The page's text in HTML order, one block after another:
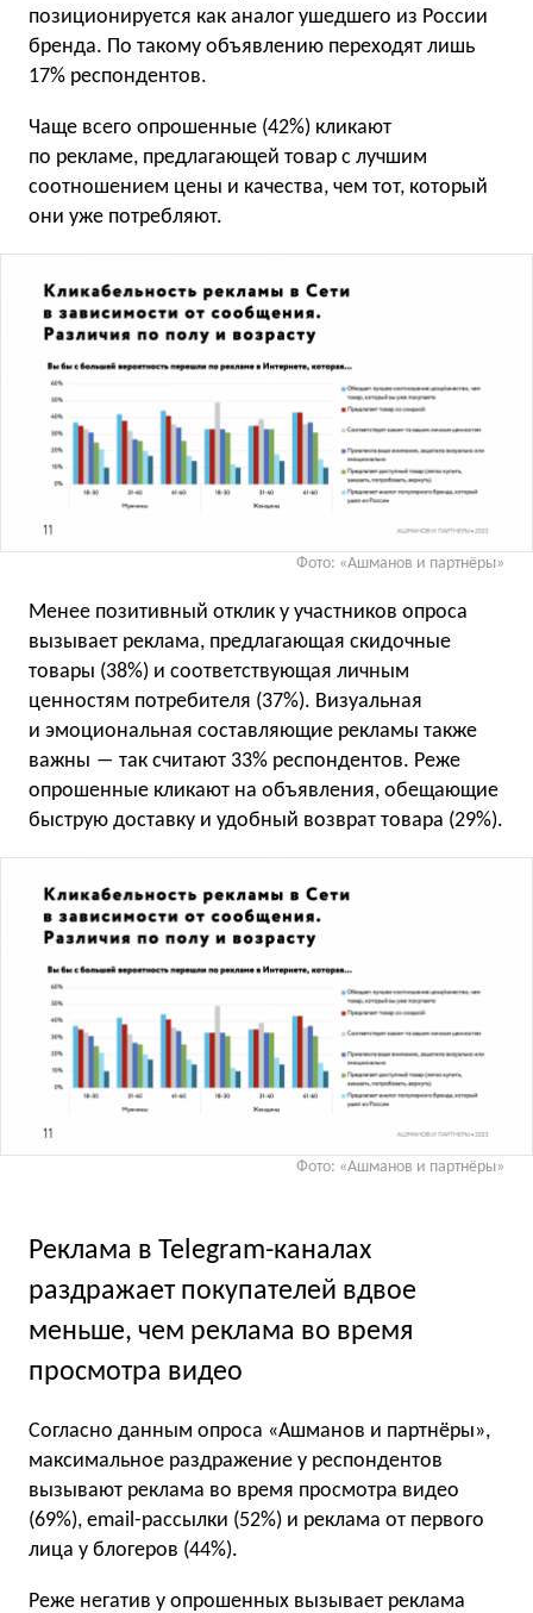
позиционируется как аналог ушедшего из России
бренда. По такому объявлению переходят лишь
17% респондентов.
Чаще всего опрошенные (42%) кликают
по рекламе, предлагающей товар с лучшим
соотношением цены и качества, чем тот, который
они уже потребляют.
Фото: «Ашманов и партнёры»
Менее позитивный отклик у участников опроса
вызывает реклама, предлагающая скидочные
товары (38%) и соответствующая личным
ценностям потребителя (37%). Визуальная
и эмоциональная составляющие рекламы также
важны ― так считают 33% респондентов. Реже
опрошенные кликают на объявления, обещающие
быструю доставку и удобный возврат товара (29%).
Фото: «Ашманов и партнёры»
Реклама в Telegram-каналах
раздражает покупателей вдвое
меньше, чем реклама во время
просмотра видео
Согласно данным опроса «Ашманов и партнёры»,
максимальное раздражение у респондентов
вызывают реклама во время просмотра видео
(69%), email-рассылки (52%) и реклама от первого
лица у блогеров (44%).
Реже негатив у опрошенных вызывает реклама